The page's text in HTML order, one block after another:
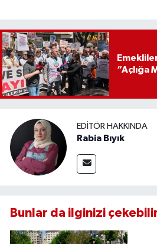
“Açlığa
EDITÖR HAKKINDA
Rabia Bıyık
Bunlar da ilginizi